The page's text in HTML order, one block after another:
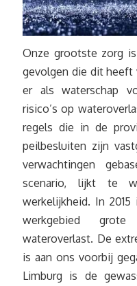
Onze grootste zorg
gevolgen die dit heeft
er als waterschap
risico’s op
regels die in de
peilbesluiten zijn
verwachtingen
scenario, lijkt te
werkelijkheid. In
werkgebied
wateroverlast. De
is aan ons voorbij
Limburg is de